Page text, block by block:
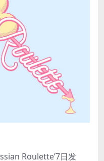
Roulette’7日发